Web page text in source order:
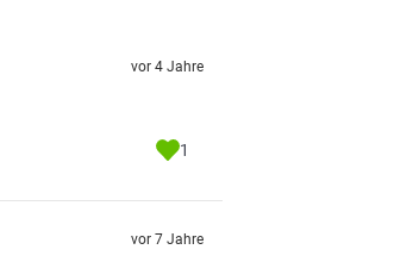
vor 4 Jahre
1
vor 7 Jahre